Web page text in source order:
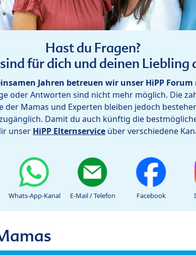
Hast du Fragen?
für dich und deinen Liebling
Jahren betreuen wir unser HiPP
oder Antworten sind nicht mehr möglich. Die
der Mamas und Experten bleiben jedoch
Damit du auch künftig die
unser HiPP Elternservice über verschiedene
Whats-App-Kanal E-Mail / Telefon Facebook